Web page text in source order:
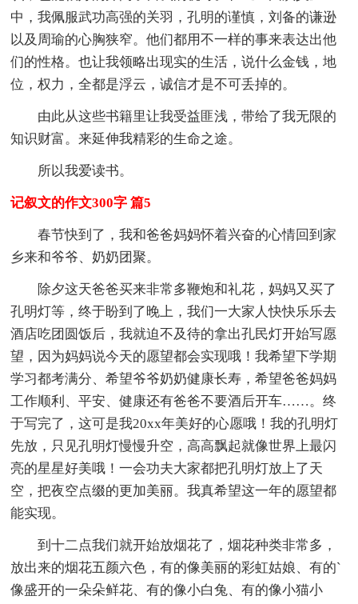
中，我佩服武功高强的关羽，孔明的谨慎，刘备的谦逊
以及周瑜的心胸狭窄。他们都用不一样的事来表达出他
们的性格。也让我领略出现实的生活，说什么金钱，地
位，权力，全都是浮云，诚信才是不可丢掉的。
由此从这些书籍里让我受益匪浅，带给了我无限的
知识财富。来延伸我精彩的生命之途。
所以我爱读书。
记叙文的作文300字 篇5
春节快到了，我和爸爸妈妈怀着兴奋的心情回到家
乡来和爷爷、奶奶团聚。
除夕这天爸爸买来非常多鞭炮和礼花，妈妈又买了
孔明灯等，终于盼到了晚上，我们一大家人快快乐乐去
酒店吃团圆饭后，我就迫不及待的拿出孔民灯开始写愿
望，因为妈妈说今天的愿望都会实现哦！我希望下学期
学习都考满分、希望爷爷奶奶健康长寿，希望爸爸妈妈
工作顺利、平安、健康还有爸爸不要酒后开车……。终
于写完了，这可是我20xx年美好的心愿哦！我的孔明灯
先放，只见孔明灯慢慢升空，高高飘起就像世界上最闪
亮的星星好美哦！一会功夫大家都把孔明灯放上了天
空，把夜空点缀的更加美丽。我真希望这一年的愿望都
能实现。
到十二点我们就开始放烟花了，烟花种类非常多，
放出来的烟花五颜六色，有的像美丽的彩虹姑娘、有的`
像盛开的一朵朵鲜花、有的像小白兔、有的像小猫小